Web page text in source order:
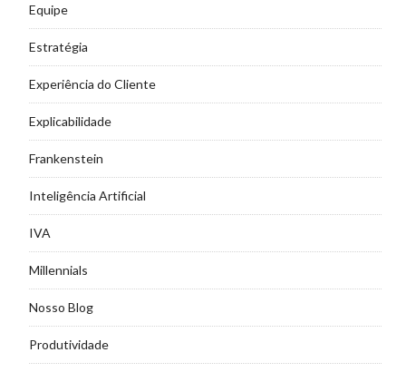
Equipe
Estratégia
Experiência do Cliente
Explicabilidade
Frankenstein
Inteligência Artificial
IVA
Millennials
Nosso Blog
Produtividade